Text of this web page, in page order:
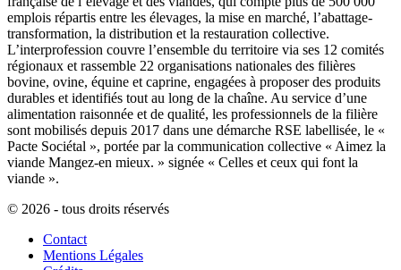
emplois répartis entre les élevages, la mise en marché, l’abattage-
transformation, la distribution et la restauration collective.
L’interprofession couvre l’ensemble du territoire via ses 12 comités
régionaux et rassemble 22 organisations nationales des filières
bovine, ovine, équine et caprine, engagées à proposer des produits
durables et identifiés tout au long de la chaîne. Au service d’une
alimentation raisonnée et de qualité, les professionnels de la filière
sont mobilisés depuis 2017 dans une démarche RSE labellisée, le «
Pacte Sociétal », portée par la communication collective « Aimez la
viande Mangez-en mieux. » signée « Celles et ceux qui font la
viande ».
© 2026 - tous droits réservés
Contact
Mentions Légales